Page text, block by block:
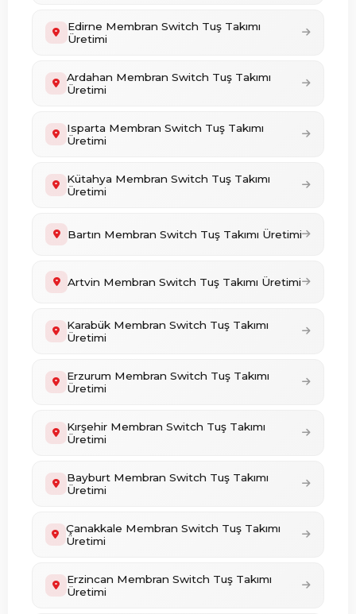
Edirne Membran Switch Tuş Takımı
Üretimi
Ardahan Membran Switch Tuş Takımı
Üretimi
Isparta Membran Switch Tuş Takımı
Üretimi
Kütahya Membran Switch Tuş Takımı
Üretimi
Bartın Membran Switch Tuş Takımı Üretimi
Artvin Membran Switch Tuş Takımı Üretimi
Karabük Membran Switch Tuş Takımı
Üretimi
Erzurum Membran Switch Tuş Takımı
Üretimi
Kırşehir Membran Switch Tuş Takımı
Üretimi
Bayburt Membran Switch Tuş Takımı
Üretimi
Çanakkale Membran Switch Tuş Takımı
Üretimi
Erzincan Membran Switch Tuş Takımı
Üretimi